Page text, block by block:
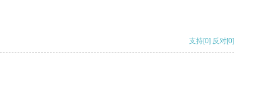
支持[0] 反对[0]